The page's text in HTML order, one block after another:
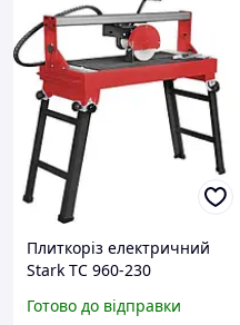
Плиткоріз електричний
Stark TC 960-230
Готово до відправки